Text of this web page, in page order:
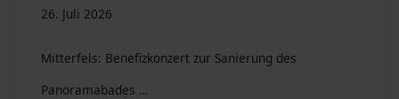
26. Juli 2026
Mitterfels: Benefizkonzert zur Sanierung des
Panoramabades …